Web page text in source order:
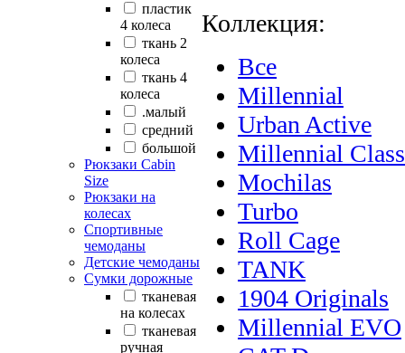
пластик
4 колеса
ткань 2
колеса
ткань 4
колеса
.малый
cредний
большой
Рюкзаки Сabin
Size
Рюкзаки на
колесах
Спортивные
чемоданы
Детские чемоданы
Сумки дорожные
тканевая
на колесах
тканевая
ручная
Коллекция:
Все
Millennial
Urban Active
Millennial
Mochilas
Turbo
Roll Cage
TANK
1904 Originals
Millennial EVO